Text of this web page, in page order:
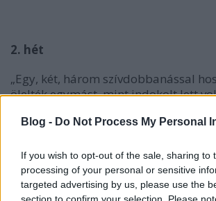
Blog - Do Not Process My Personal
If you wish to opt-out of the sale, sharing to
processing of your personal or sensitive
targeted advertising by us, please use the
2. hét
„Egy, két, három szívdobbanással
ölelték egymást, mint indokolt lett
3. hét
„Hány éves is vagy, huszonegy?
hibázol, amennyi csak belefér.”